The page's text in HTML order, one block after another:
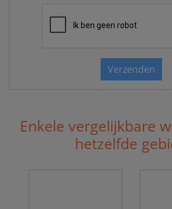
Verzenden
Enkele vergelijkbare
hetzelfde